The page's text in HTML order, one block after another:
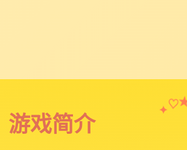
游戏简介
✦♡